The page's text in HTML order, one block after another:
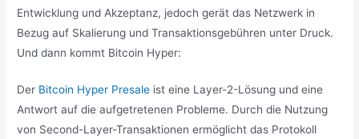
Entwicklung und Akzeptanz, jedoch gerät das Netzwerk in
Bezug auf Skalierung und Transaktionsgebühren unter Druck.
Und dann kommt Bitcoin Hyper:
Der Bitcoin Hyper Presale ist eine Layer-2-Lösung und eine
Antwort auf die aufgetretenen Probleme. Durch die Nutzung
von Second-Layer-Transaktionen ermöglicht das Protokoll